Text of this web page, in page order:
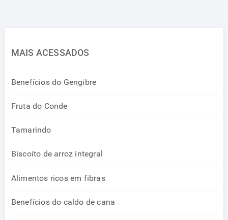
MAIS ACESSADOS
Benefícios do Gengibre
Fruta do Conde
Tamarindo
Biscoito de arroz integral
Alimentos ricos em fibras
Benefícios do caldo de cana